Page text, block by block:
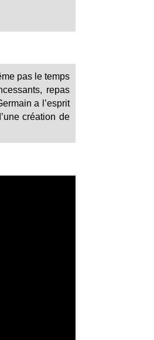
pas le temps
repas
a l’esprit
création de